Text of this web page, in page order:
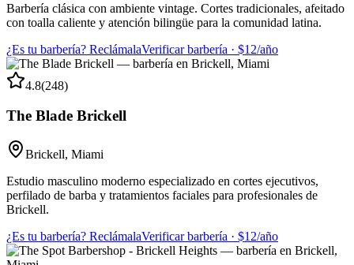
Barbería clásica con ambiente vintage. Cortes tradicionales, afeitado
con toalla caliente y atención bilingüe para la comunidad latina.
¿Es tu barbería? ReclámalaVerificar barbería · $12/año
4.8(248)
The Blade Brickell
Brickell, Miami
Estudio masculino moderno especializado en cortes ejecutivos,
perfilado de barba y tratamientos faciales para profesionales de
Brickell.
¿Es tu barbería? ReclámalaVerificar barbería · $12/año